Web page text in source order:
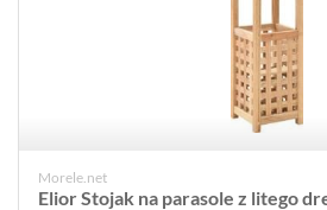
Morele.net
Elior Stojak na parasole z litego